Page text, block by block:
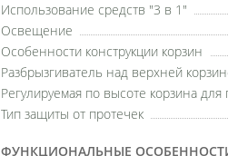
Использование средств "3 в 1"
Освещение
Особенности конструкции корзин
Разбрызгиватель над верхней
Регулируемая по высоте корзина для
Тип защиты от протечек
ФУНКЦИОНАЛЬНЫЕ